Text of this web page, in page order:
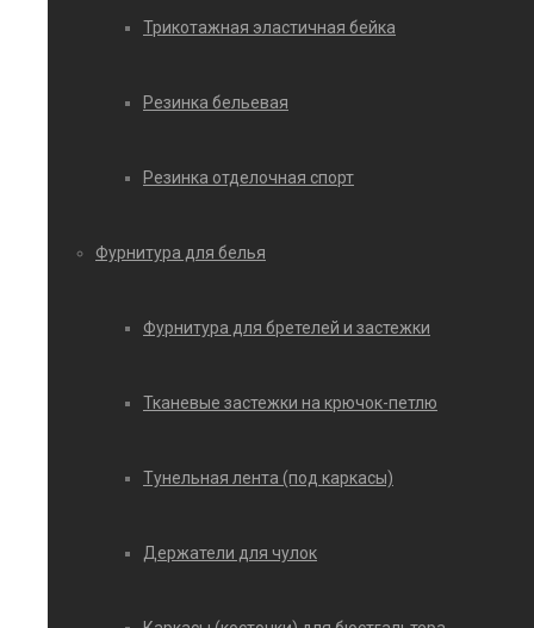
Трикотажная эластичная бейка
Резинка бельевая
Резинка отделочная спорт
Фурнитура для белья
Фурнитура для бретелей и застежки
Тканевые застежки на крючок-петлю
Тунельная лента (под каркасы)
Держатели для чулок